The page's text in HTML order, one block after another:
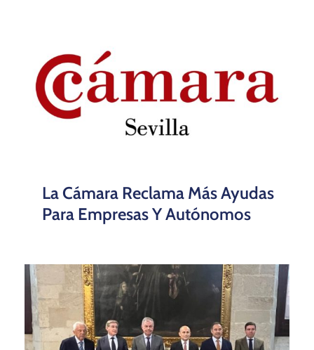
La Cámara Reclama Más Ayudas
Para Empresas Y Autónomos